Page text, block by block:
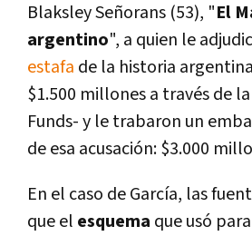
Blaksley Señorans (53), "El
argentino", a quien le
estafa de la historia
$1.500 millones a través de
Funds- y le trabaron un
de esa acusación: $3.000
En el caso de Garcí­a, las
que el esquema que usó para